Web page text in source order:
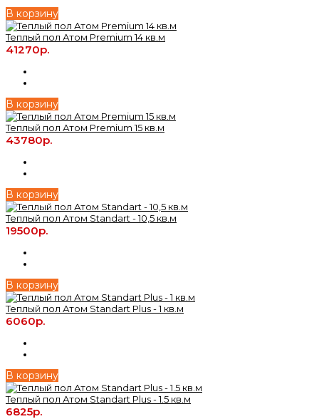
В корзину
Теплый пол Атом Premium 14 кв.м
41270р.
В корзину
Теплый пол Атом Premium 15 кв.м
43780р.
В корзину
Теплый пол Атом Standart - 10,5 кв.м
19500р.
В корзину
Теплый пол Атом Standart Plus - 1 кв.м
6060р.
В корзину
Теплый пол Атом Standart Plus - 1.5 кв.м
6825р.